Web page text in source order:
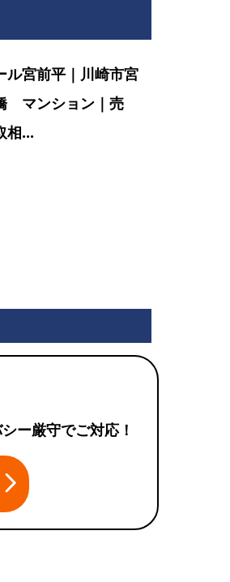
ル宮前平｜川崎市宮
マンション｜売
相...
ー厳守でご対応！